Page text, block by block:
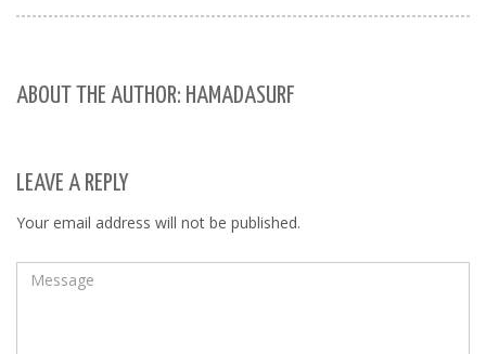
ABOUT THE AUTHOR: HAMADASURF
LEAVE A REPLY
Your email address will not be published.